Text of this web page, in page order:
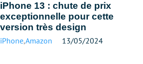
iPhone 13 : chute de prix
exceptionnelle pour cette
version très design
iPhone,Amazon 13/05/2024